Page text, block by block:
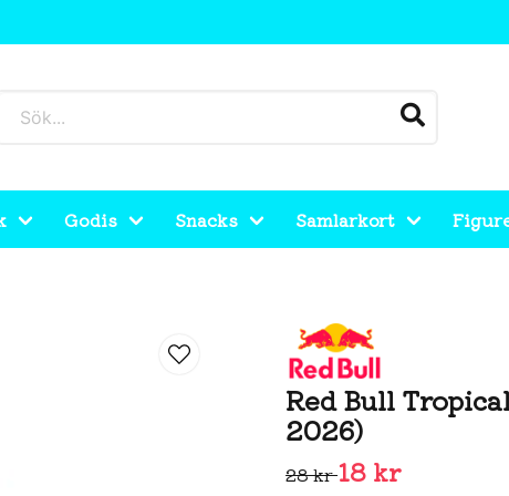
Godis Snacks Samlarkort
Red Bull
2026)
28 kr18 kr